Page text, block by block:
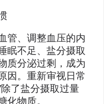
管、调整血压的内
眠不足、盐分摄取
质分泌过剩，成为
因。重新审视日常
了盐分摄取过量
物质。